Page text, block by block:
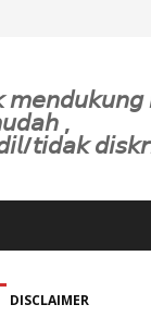
,
𝘵𝘪𝘥𝘢𝘬
DISCLAIMER